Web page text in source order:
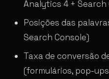
Analytics 4 + Search
Posições das
Search Console)
Taxa de conversão
(formulários, pop-